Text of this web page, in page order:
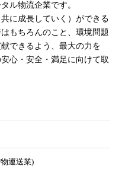
ル物流企業です。
に成長していく）ができる
もちろんのこと、環境問題
できるよう、最大の力を
心・安全・満足に向けて取
運送業)